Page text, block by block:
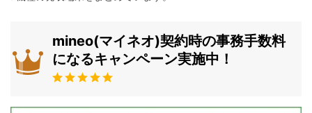
mineo(マイネオ)契約時の事務手数料
になるキャンペーン実施中！